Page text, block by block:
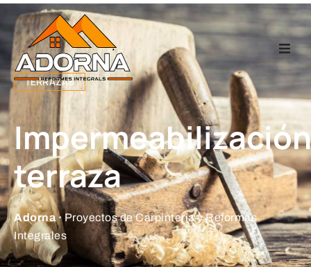
Home
Carpintería
Reformas
Proyectos
Empresa
TERRAZAS
Impermeabilización
terraza
Adorna ·Proyectos de Carpintería y Reformas
Integrales